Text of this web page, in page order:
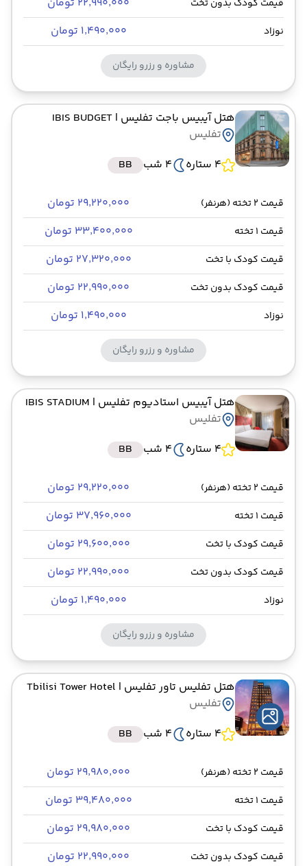
قیمت کودک بدون تخت
نوزاد ۱٬۴۹۰٬۰۰۰ تومان
مشاوره و رزرو رایگان
هتل آیبیس باجت تفلیس | IBIS BUDGET
تفلیس
4 ستاره
4 شب BB
قیمت 2 تخته (هرنفر) ۲۹٬۲۲۰٬۰۰۰ تومان
قیمت 1 تخته ۳۳٬۴۰۰٬۰۰۰ تومان
قیمت کودک با تخت ۲۷٬۳۲۰٬۰۰۰ تومان
قیمت کودک بدون تخت ۲۲٬۹۹۰٬۰۰۰ تومان
نوزاد ۱٬۴۹۰٬۰۰۰ تومان
مشاوره و رزرو رایگان
هتل آیبیس استادیوم تفلیس | IBIS STADIUM
تفلیس
4 ستاره
4 شب BB
قیمت 2 تخته (هرنفر) ۲۹٬۲۲۰٬۰۰۰ تومان
قیمت 1 تخته ۳۷٬۹۶۰٬۰۰۰ تومان
قیمت کودک با تخت ۲۹٬۶۰۰٬۰۰۰ تومان
قیمت کودک بدون تخت ۲۲٬۹۹۰٬۰۰۰ تومان
نوزاد ۱٬۴۹۰٬۰۰۰ تومان
مشاوره و رزرو رایگان
هتل تفلیس تاور تفلیس | Tbilisi Tower Hotel
تفلیس
4 ستاره
4 شب BB
قیمت 2 تخته (هرنفر) ۲۹٬۹۸۰٬۰۰۰ تومان
قیمت 1 تخته ۳۹٬۴۸۰٬۰۰۰ تومان
قیمت کودک با تخت ۲۹٬۹۸۰٬۰۰۰ تومان
قیمت کودک بدون تخت ۲۲٬۹۹۰٬۰۰۰ تومان